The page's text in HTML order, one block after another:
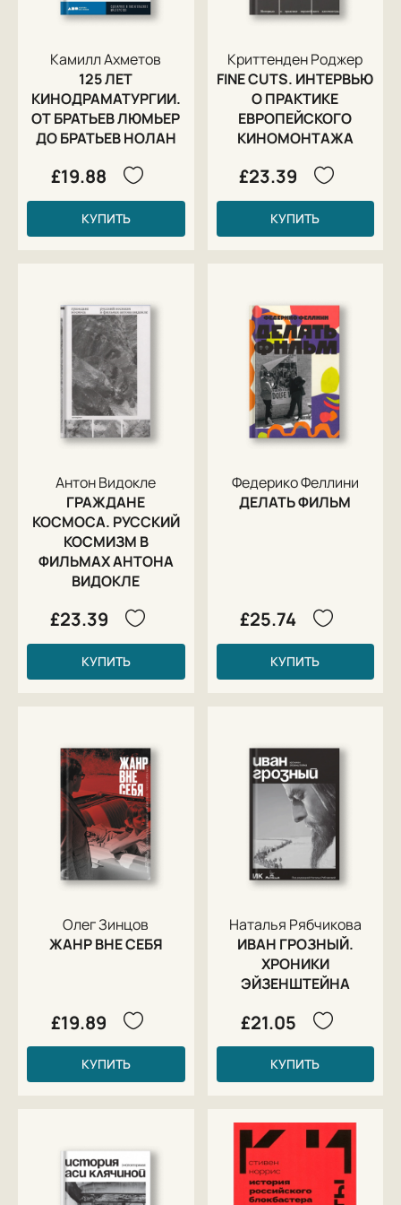
Камилл Ахметов
125 ЛЕТ
КИНОДРАМАТУРГИИ.
ОТ БРАТЬЕВ ЛЮМЬЕР
ДО БРАТЬЕВ НОЛАН
£19.88
КУПИТЬ
Криттенден Роджер
FINE CUTS. ИНТЕРВЬЮ
О ПРАКТИКЕ
ЕВРОПЕЙСКОГО
КИНОМОНТАЖА
£23.39
КУПИТЬ
Антон Видокле
ГРАЖДАНЕ
КОСМОСА. РУССКИЙ
КОСМИЗМ В
ФИЛЬМАХ АНТОНА
ВИДОКЛЕ
£23.39
КУПИТЬ
Федерико Феллини
ДЕЛАТЬ ФИЛЬМ
£25.74
КУПИТЬ
Олег Зинцов
ЖАНР ВНЕ СЕБЯ
£19.89
КУПИТЬ
Наталья Рябчикова
ИВАН ГРОЗНЫЙ.
ХРОНИКИ
ЭЙЗЕНШТЕЙНА
£21.05
КУПИТЬ